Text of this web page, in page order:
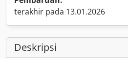
terakhir pada 13.01.2026
Deskripsi